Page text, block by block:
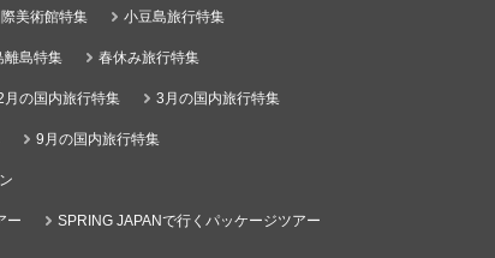
美術館特集 小豆島旅行特集
離島特集 春休み旅行特集
月の国内旅行特集 3月の国内旅行特集
9月の国内旅行特集
ー SPRING JAPANで行くパッケージツアー